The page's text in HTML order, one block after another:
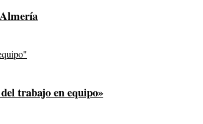
trabajo en equipo»